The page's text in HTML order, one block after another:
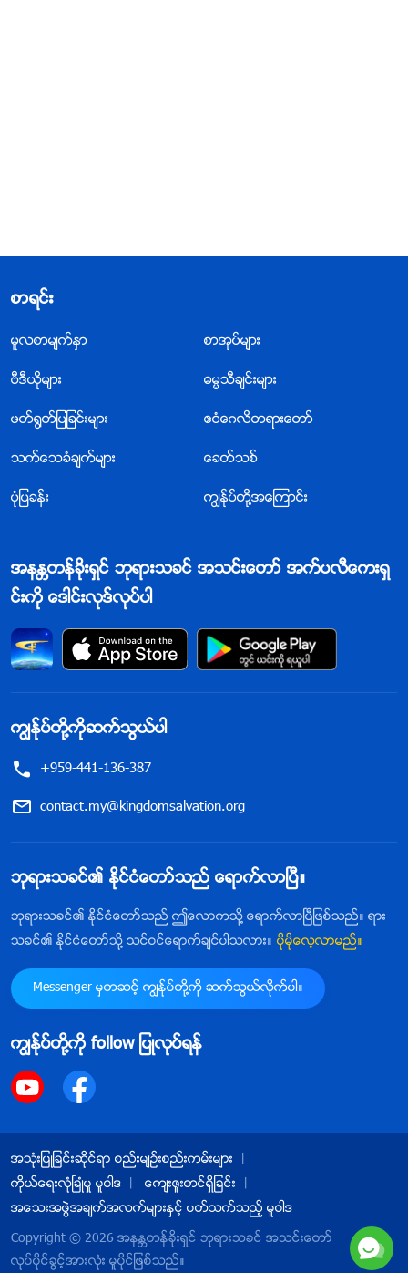
စာရင္း
မူလစာမ်က္ႏွာ စာအုပ္မ်ား
ဗီဒီယိုမ်ား ဓမၼသီခ်င္းမ်ား
ဖတ္႐ြတ္ျပျခင္းမ်ား ဧဝံေဂလိတရားေတာ္
သက္ေသခံခ်က္မ်ား ေခတ္သစ္
ပုံျပခန္း ကြၽန္ုပ္တို႔အေၾကာင္း
အနႏၲတန္ခိုးရွင္ ဘုရားသခင္ အသင္းေတာ္ အက္ပလီေကးရွ
င္းကို ေဒါင္းလုဒ္လုပ္ပါ
ကြၽန္ုပ္တို႔ကိုဆက္သြယ္ပါ
+959-441-136-387
contact.my@kingdomsalvation.org
ဘုရားသခင္၏ ႏိုင္ငံေတာ္သည္ ေရာက္လာၿပီ။
ဘုရားသခင္၏ ႏိုင္ငံေတာ္သည္ ဤေလာကသို႔ ေရာက္လာၿပီျဖစ္သည္။ ရား
သခင္၏ ႏိုင္ငံေတာ္သို႔ သင္ဝင္ေရာက္ခ်င္ပါသလား။ ပိုမိုေလ့လာမည္။
Messenger မွတဆင့္ ကြၽန္ုပ္တို႔ကို ဆက္သြယ္လိုက္ပါ။
ကြၽန္ုပ္တို႔ကို follow ျပဳလုပ္ရန္
အသုံးျပဳျခင္းဆိုင္ရာ စည္းမ်ဥ္းစည္းကမ္းမ်ား
ကိုယ္ေရးလုံၿခဳံမႈ မူဝါဒ
ေက်းဇူးတင္ရွိျခင္း
အေသးအဖြဲအခ်က္အလက္မ်ားႏွင့္ ပတ္သက္သည့္ မူဝါဒ
Copyright © 2026 အနႏၲတန္ခိုးရွင္ ဘုရားသခင္ အသင္းေတာ္
လုပ္ပိုင္ခြင့္အားလုံး မူပိုင္ျဖစ္သည္။